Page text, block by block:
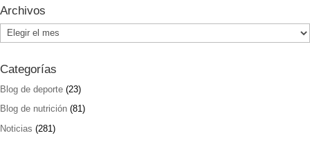
Archivos
Archivos
Categorías
Blog de deporte (23)
Blog de nutrición (81)
Noticias (281)